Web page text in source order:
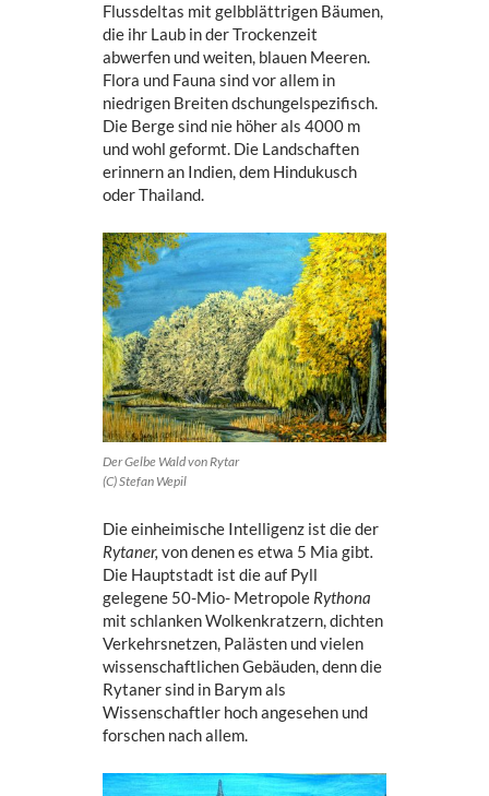
Flussdeltas mit gelbblättrigen Bäumen,
die ihr Laub in der Trockenzeit
abwerfen und weiten, blauen Meeren.
Flora und Fauna sind vor allem in
niedrigen Breiten dschungelspezifisch.
Die Berge sind nie höher als 4000 m
und wohl geformt. Die Landschaften
erinnern an Indien, dem Hindukusch
oder Thailand.
Der Gelbe Wald von Rytar
(C) Stefan Wepil
Die einheimische Intelligenz ist die der
Rytaner,von denen es etwa 5 Mia gibt.
Die Hauptstadt ist die auf Pyll
gelegene 50-Mio- Metropole Rythona
mit schlanken Wolkenkratzern, dichten
Verkehrsnetzen, Palästen und vielen
wissenschaftlichen Gebäuden, denn die
Rytaner sind in Barym als
Wissenschaftler hoch angesehen und
forschen nach allem.